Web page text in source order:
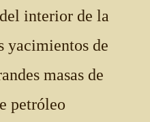
interior de la
yacimientos de
masas de
petróleo